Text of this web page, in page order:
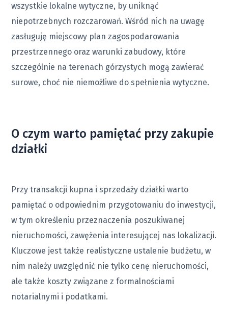
wszystkie lokalne wytyczne, by uniknąć
niepotrzebnych rozczarowań. Wśród nich na uwagę
zasługuję miejscowy plan zagospodarowania
przestrzennego oraz warunki zabudowy, które
szczególnie na terenach górzystych mogą zawierać
surowe, choć nie niemożliwe do spełnienia wytyczne.
O czym warto pamiętać przy zakupie
działki
Przy transakcji kupna i sprzedaży działki warto
pamiętać o odpowiednim przygotowaniu do inwestycji,
w tym określeniu przeznaczenia poszukiwanej
nieruchomości, zawężenia interesującej nas lokalizacji.
Kluczowe jest także realistyczne ustalenie budżetu, w
nim należy uwzględnić nie tylko cenę nieruchomości,
ale także koszty związane z formalnościami
notarialnymi i podatkami.